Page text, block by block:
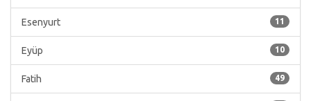
11
Esenyurt
10
Eyüp
49
Fatih